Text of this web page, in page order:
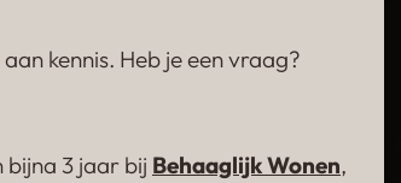
kennis. Heb je een vraag?
3 jaar bij Behaaglijk Wonen,